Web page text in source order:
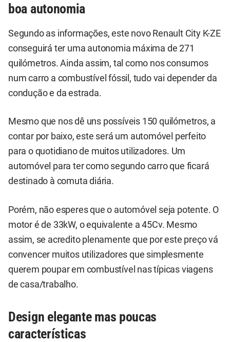
boa autonomia
Segundo as informações, este novo Renault City K-ZE
conseguirá ter uma autonomia máxima de 271
quilómetros. Ainda assim, tal como nos consumos
num carro a combustível fóssil, tudo vai depender da
condução e da estrada.
Mesmo que nos dê uns possíveis 150 quilómetros, a
contar por baixo, este será um automóvel perfeito
para o quotidiano de muitos utilizadores. Um
automóvel para ter como segundo carro que ficará
destinado à comuta diária.
Porém, não esperes que o automóvel seja potente. O
motor é de 33kW, o equivalente a 45Cv. Mesmo
assim, se acredito plenamente que por este preço vá
convencer muitos utilizadores que simplesmente
querem poupar em combustível nas típicas viagens
de casa/trabalho.
Design elegante mas poucas
características